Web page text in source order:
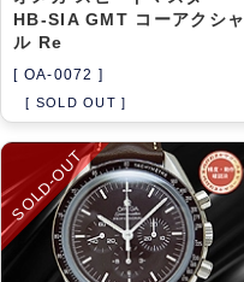
HB-SIA GMT コーアクシャ
ル Re
[ OA-0072 ]
[ SOLD OUT ]
SOLD-OUT